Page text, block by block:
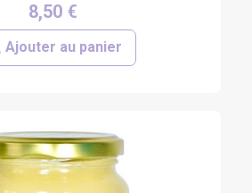
8,50 €
Ajouter au panier